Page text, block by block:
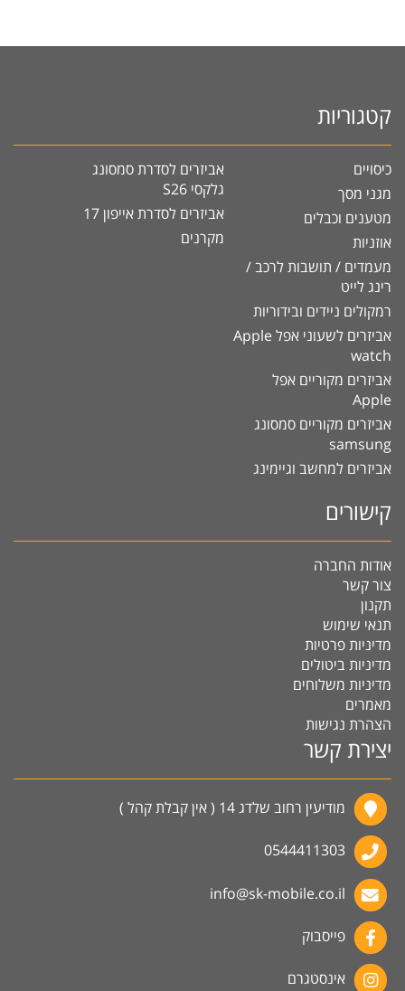
קטגוריות
כיסויים
מגני מסך
מטענים וכבלים
אוזניות
מעמדים / תושבות לרכב /
רינג לייט
רמקולים ניידים ובידוריות
אביזרים לשעוני אפל Apple
watch
אביזרים מקוריים אפל
Apple
אביזרים מקוריים סמסונג
samsung
אביזרים למחשב וגיימינג
אביזרים לסדרת סמסונג
גלקסי S26
אביזרים לסדרת אייפון 17
מקרנים
קישורים
אודות החברה
צור קשר
תקנון
תנאי שימוש
מדיניות פרטיות
מדיניות ביטולים
מדיניות משלוחים
מאמרים
הצהרת נגישות
יצירת קשר
מודיעין רחוב שלדג 14 ( אין קבלת קהל )
0544411303
info@sk-mobile.co.il
פייסבוק
אינסטגרם